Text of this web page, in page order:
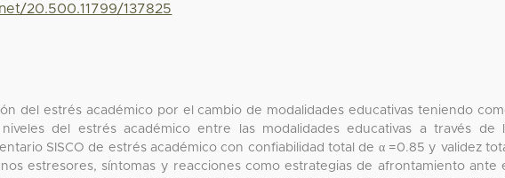
20.500.11799/137825
del estrés académico por el cambio de modalidades educativas teniendo
del estrés académico entre las modalidades educativas a través de
SISCO de estrés académico con confiabilidad total de α =0.85 y validez
estresores, síntomas y reacciones como estrategias de afrontamiento ante